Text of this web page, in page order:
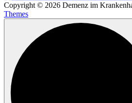
Copyright © 2026 Demenz im
Themes